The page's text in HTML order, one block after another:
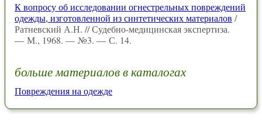
К вопросу об исследовании огнестрельных повреждений
одежды, изготовленной из синтетических материалов /
Ратневский А.Н. // Судебно-медицинская экспертиза.
— М., 1968. — №3. — С. 14.
больше материалов в каталогах
Повреждения на одежде